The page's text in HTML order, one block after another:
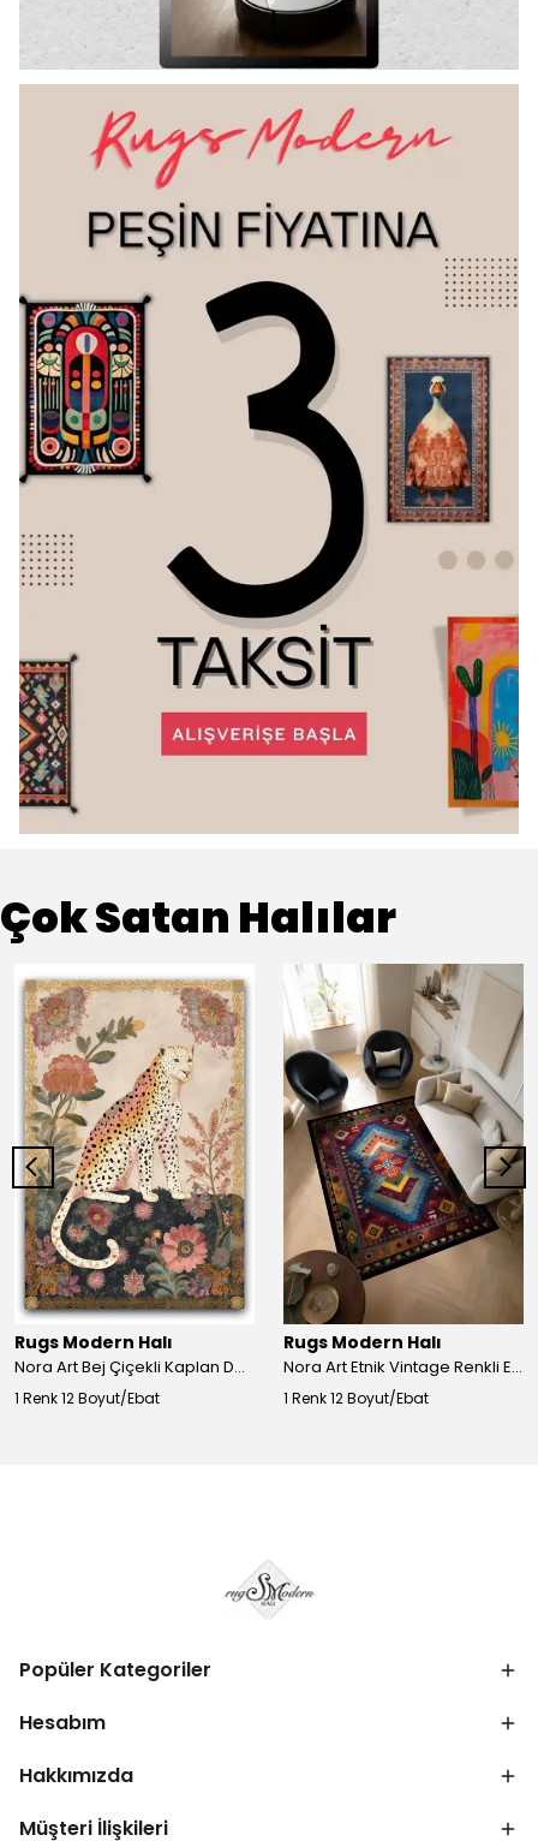
Çok Satan Halılar
Rugs Modern Halı
Nora Art Bej Çiçekli Kaplan Desenli Dokuma Taban Dekoratif Salon Halısı 61
1 Renk 12 Boyut/Ebat
Rugs Modern Halı
Nora Art Etnik Vintage Renkli Eskitme Dokuma Taban Dekoratif Salon Halısı 63
1 Renk 12 Boyut/Ebat
Popüler Kategoriler
Hesabım
Hakkımızda
Müşteri İlişkileri